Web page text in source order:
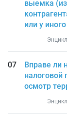
выемка
или у
Вправе ли
налоговой
осмотр